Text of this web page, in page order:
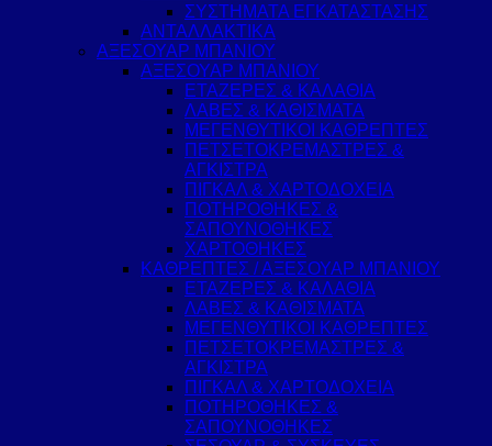
ΣΥΣΤΗΜΑΤΑ ΕΓΚΑΤΑΣΤΑΣΗΣ
ΑΝΤΑΛΛΑΚΤΙΚΑ
ΑΞΕΣΟΥΑΡ ΜΠΑΝΙΟΥ
ΑΞΕΣΟΥΑΡ ΜΠΑΝΙΟΥ
ΕΤΑΖΕΡΕΣ & ΚΑΛΑΘΙΑ
ΛΑΒΕΣ & ΚΑΘΙΣΜΑΤΑ
ΜΕΓΕΝΘΥΤΙΚΟΙ ΚΑΘΡΕΠΤΕΣ
ΠΕΤΣΕΤΟΚΡΕΜΑΣΤΡΕΣ &
ΑΓΚΙΣΤΡΑ
ΠΙΓΚΑΛ & ΧΑΡΤΟΔΟΧΕΙΑ
ΠΟΤΗΡΟΘΗΚΕΣ &
ΣΑΠΟΥΝΟΘΗΚΕΣ
ΧΑΡΤΟΘΗΚΕΣ
ΚΑΘΡΕΠΤΕΣ / ΑΞΕΣΟΥΑΡ ΜΠΑΝΙΟΥ
ΕΤΑΖΕΡΕΣ & ΚΑΛΑΘΙΑ
ΛΑΒΕΣ & ΚΑΘΙΣΜΑΤΑ
ΜΕΓΕΝΘΥΤΙΚΟΙ ΚΑΘΡΕΠΤΕΣ
ΠΕΤΣΕΤΟΚΡΕΜΑΣΤΡΕΣ &
ΑΓΚΙΣΤΡΑ
ΠΙΓΚΑΛ & ΧΑΡΤΟΔΟΧΕΙΑ
ΠΟΤΗΡΟΘΗΚΕΣ &
ΣΑΠΟΥΝΟΘΗΚΕΣ